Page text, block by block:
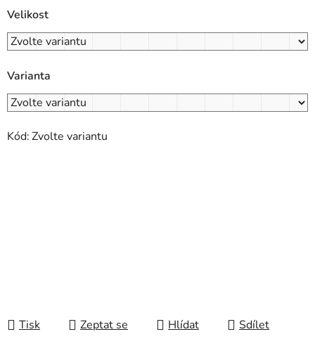
Velikost
Varianta
Kód:Zvolte variantu
Tisk Zeptat se Hlídat Sdílet